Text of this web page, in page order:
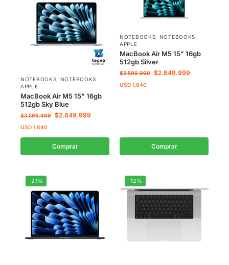
NOTEBOOKS, NOTEBOOKS
APPLE
MacBook Air M5 15” 16gb
512gb Sky Blue
$3.599.999 $2.849.999
USD 1,840
Comprar
NOTEBOOKS, NOTEBOOKS
APPLE
MacBook Air M5 15” 16gb
512gb Silver
$3.599.999 $2.849.999
USD 1,840
Comprar
-21% -12%